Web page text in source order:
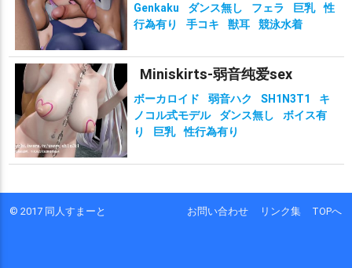
Genkaku
ダンス無し フェラ 巨乳
性
行為有り
手コキ 獣耳 競泳水着
Miniskirts-弱音纯爱sex
ボーカロイド 弱音ハク SH1N3T1
キ
ノコル式モデル
ダンス無し
ボイス有
り
巨乳 性行為有り
© 2017 同人すまーと TOPへ
リンク集
お問い合わせ